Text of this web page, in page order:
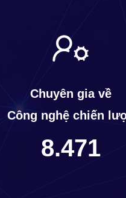
Chuyên gia về
Công nghệ chiến
8.471